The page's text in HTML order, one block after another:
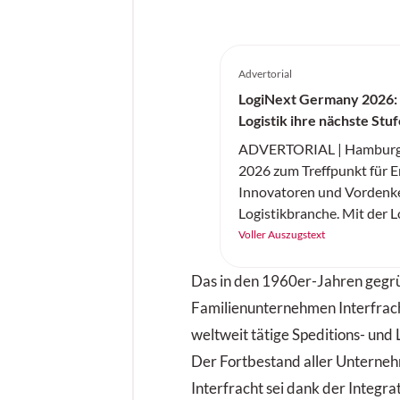
Advertorial
LogiNext Germany
Logistik ihre nächste
ADVERTORIAL |
2026 zum Treffpunkt für
Innovatoren und
Logistikbranche. Mit der
Germany feiert am 14.
ihre Premiere – und setzt
die Branche aktuell die
resiliente Lieferketten,
KI, Automatisierung,
nachhaltige und urbane
Voller Auszugstext
Das in den 1960er-Jahren
Familienunternehmen
weltweit tätige Speditions- und
Der Fortbestand aller
Interfracht sei dank der